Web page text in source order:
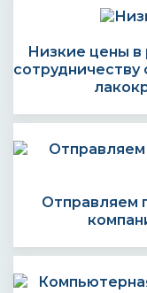
Низкие цены в
Отправляем